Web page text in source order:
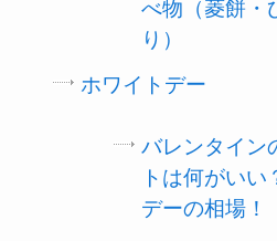
べ物（菱餅・
り）
ホワイトデー
バレンタイン
トは何がいい
デーの相場！